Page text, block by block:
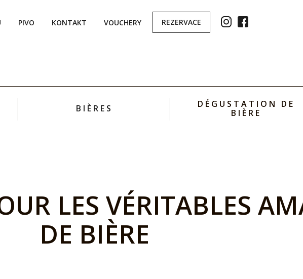
PIVO KONTAKT VOUCHERY REZERVACE
BIÈRES
DÉGUSTATION DE
BIÈRE
LES VÉRITABLES
DE BIÈRE